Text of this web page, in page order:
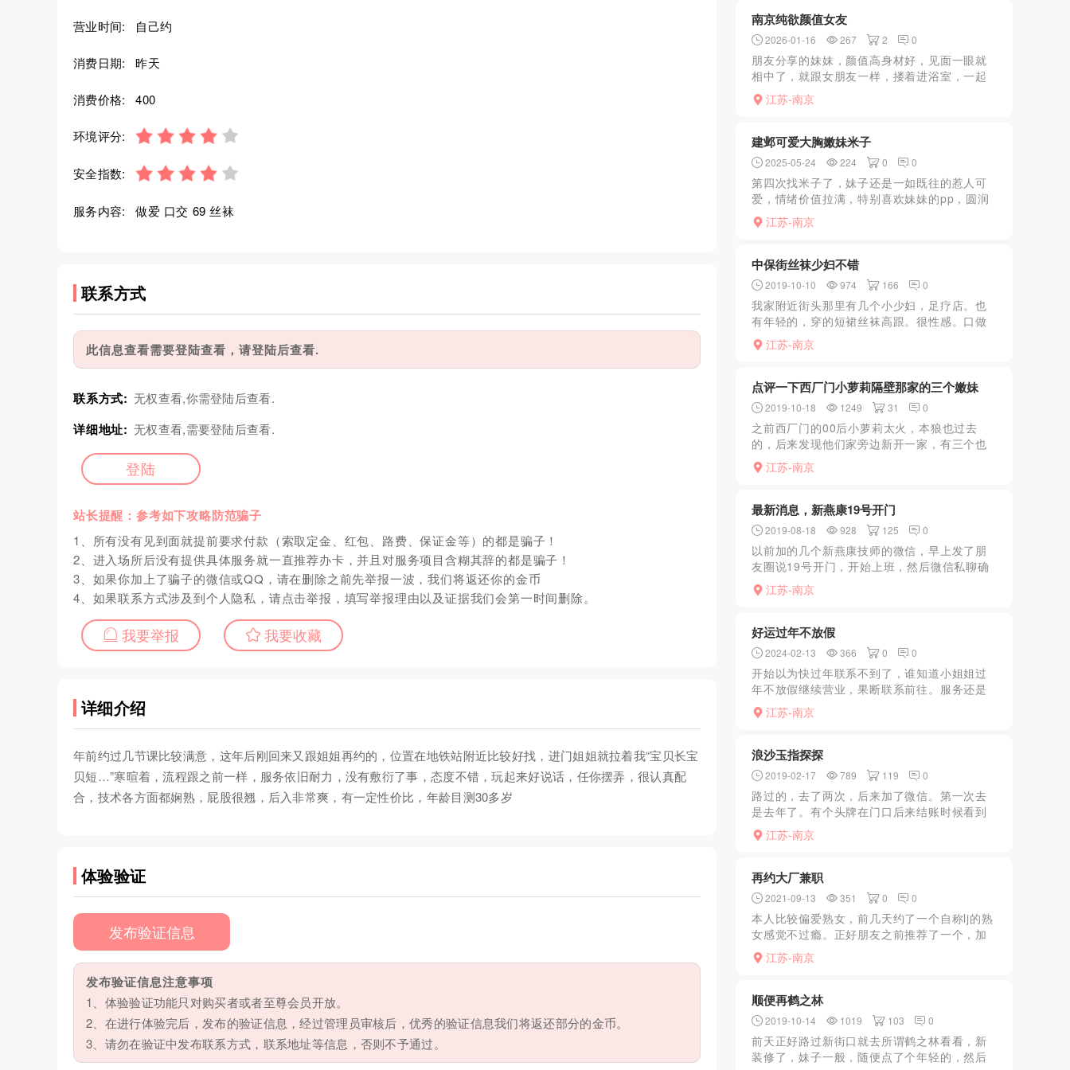
营业时间: 自己约
消费日期: 昨天
消费价格: 400
环境评分:
安全指数:
服务内容: 做爱 口交 69 丝袜
联系方式
此信息查看需要登陆查看，请登陆后查看.
联系方式: 无权查看,你需登陆后查看.
详细地址: 无权查看,需要登陆后查看.
登陆
站长提醒：参考如下攻略防范骗子
1、所有没有见到面就提前要求付款（索取定金、红包、路费、保证金等）的都是骗子！
2、进入场所后没有提供具体服务就一直推荐办卡，并且对服务项目含糊其辞的都是骗子！
3、如果你加上了骗子的微信或QQ，请在删除之前先举报一波，我们将返还你的金币
4、如果联系方式涉及到个人隐私，请点击举报，填写举报理由以及证据我们会第一时间删除。
我要举报 我要收藏
详细介绍
年前约过几节课比较满意，这年后刚回来又跟姐姐再约的，位置在地铁站附近比较好找，进门姐姐就拉着我“宝贝长宝
贝短…”寒暄着，流程跟之前一样，服务依旧耐力，没有敷衍了事，态度不错，玩起来好说话，任你摆弄，很认真配
合，技术各方面都娴熟，屁股很翘，后入非常爽，有一定性价比，年龄目测30多岁
体验验证
发布验证信息
发布验证信息注意事项
1、体验验证功能只对购买者或者至尊会员开放。
2、在进行体验完后，发布的验证信息，经过管理员审核后，优秀的验证信息我们将返还部分的金币。
3、请勿在验证中发布联系方式，联系地址等信息，否则不予通过。
南京纯欲颜值女友
2026-01-16 267 2 0
朋友分享的妹妹，颜值高身材好，见面一眼就
相中了，就跟女朋友一样，搂着进浴室，一起
洗澡，然后蹲下就开始口，擦干上床，一点点
亲到鸡鸡，口活非常舒服，很温柔的舔棒棒，
江苏-南京
建邺可爱大胸嫩妹米子
2025-05-24 224 0 0
第四次找米子了，妹子还是一如既往的惹人可
爱，情绪价值拉满，特别喜欢妹妹的pp，圆润
饱满，q弹q弹的，服务过程也非常用心卖力，
没有一点敷衍了事。间歇期间愉快的聊天，倒
江苏-南京
中保街丝袜少妇不错
2019-10-10 974 166 0
我家附近街头那里有几个小少妇，足疗店。也
有年轻的，穿的短裙丝袜高跟。很性感。口做
都不错。进入小姐姐给我洗几把马上硬了，撅
着屁股狠狠的干
江苏-南京
点评一下西厂门小萝莉隔壁那家的三个嫩妹
2019-10-18 1249 31 0
之前西厂门的00后小萝莉太火，本狼也过去
的，后来发现他们家旁边新开一家，有三个也
是00后的嫩妹，关键这三位比那个小萝莉好
看，而且服务热情了很多，本人去了三次把这
江苏-南京
最新消息，新燕康19号开门
2019-08-18 928 125 0
以前加的几个新燕康技师的微信，早上发了朋
友圈说19号开门，开始上班，然后微信私聊确
认了一下，确定是19号新燕康开门
江苏-南京
好运过年不放假
2024-02-13 366 0 0
开始以为快过年联系不到了，谁知道小姐姐过
年不放假继续营业，果断联系前往。服务还是
一如既往的好，口活相当棒，最近好像学了个
龙根术，有兴趣的可以去试试，强烈推荐
江苏-南京
浪沙玉指探探
2019-02-17 789 119 0
路过的，去了两次，后来加了微信。第一次去
是去年了。有个头牌在门口后来结账时候看到
了，真心又美身材又赞，这次去不在了。助浴
基本没有，因为等js时候我就洗好了，哈哈哈
江苏-南京
再约大厂兼职
2021-09-13 351 0 0
本人比较偏爱熟女，前几天约了一个自称lj的熟
女感觉不过瘾。正好朋友之前推荐了一个，加
上vx发现就在附近，于是开车前往。按照指示
找到地方，此女颜值还行，我以为属于轻熟，
江苏-南京
顺便再鹤之林
2019-10-14 1019 103 0
前天正好路过新街口就去所谓鹤之林看看，新
装修了，妹子一般，随便点了个年轻的，然后